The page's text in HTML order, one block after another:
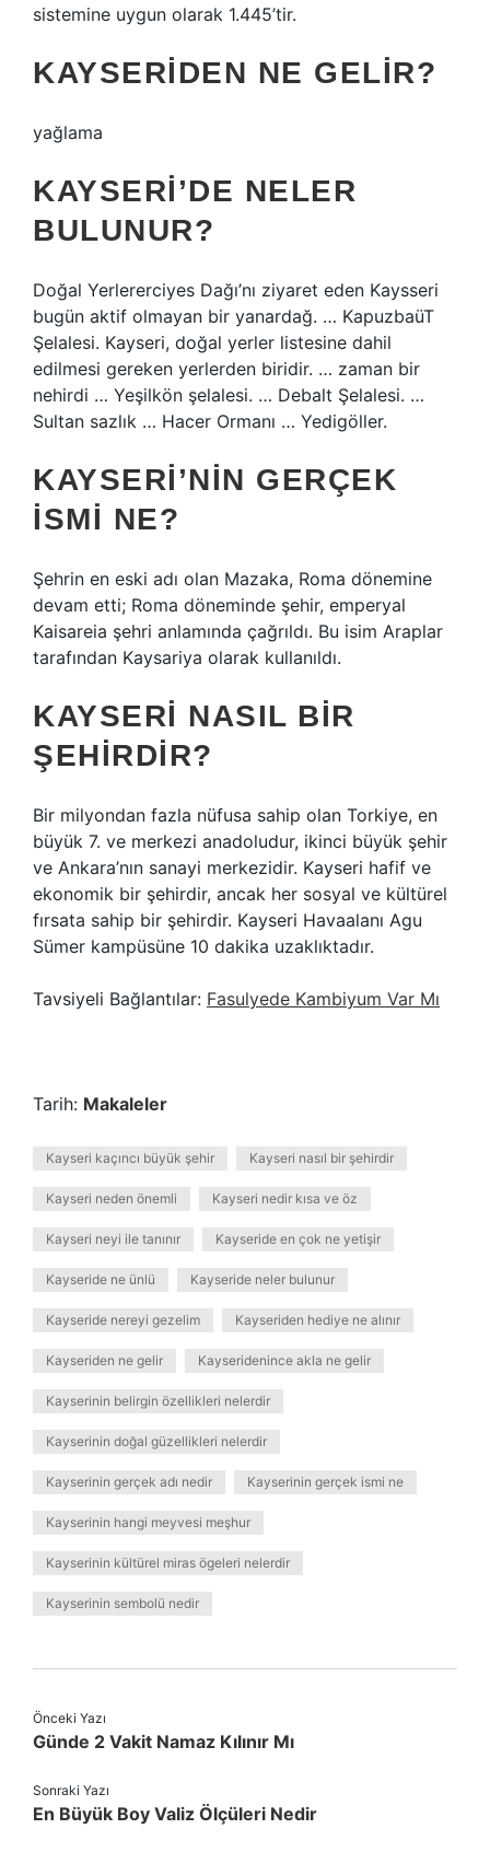
sistemine uygun olarak 1.445’tir.
KAYSERIDEN NE GELIR?
yağlama
KAYSERI’DE NELER
BULUNUR?
Doğal Yerlererciyes Dağı’nı ziyaret eden Kaysseri
bugün aktif olmayan bir yanardağ. … KapuzbaüT
Şelalesi. Kayseri, doğal yerler listesine dahil
edilmesi gereken yerlerden biridir. … zaman bir
nehirdi … Yeşilkön şelalesi. … Debalt Şelalesi. …
Sultan sazlık … Hacer Ormanı … Yedigöller.
KAYSERI’NIN GERÇEK
ISMI NE?
Şehrin en eski adı olan Mazaka, Roma dönemine
devam etti; Roma döneminde şehir, emperyal
Kaisareia şehri anlamında çağrıldı. Bu isim Araplar
tarafından Kaysariya olarak kullanıldı.
KAYSERI NASIL BIR
ŞEHIRDIR?
Bir milyondan fazla nüfusa sahip olan Torkiye, en
büyük 7. ve merkezi anadoludur, ikinci büyük şehir
ve Ankara’nın sanayi merkezidir. Kayseri hafif ve
ekonomik bir şehirdir, ancak her sosyal ve kültürel
fırsata sahip bir şehirdir. Kayseri Havaalanı Agu
Sümer kampüsüne 10 dakika uzaklıktadır.
Tavsiyeli Bağlantılar: Fasulyede Kambiyum Var Mı
Tarih: Makaleler
Kayseri kaçıncı büyük şehir Kayseri nasıl bir şehirdir
Kayseri neden önemli Kayseri nedir kısa ve öz
Kayseri neyi ile tanınır Kayseride en çok ne yetişir
Kayseride ne ünlü Kayseride neler bulunur
Kayseride nereyi gezelim Kayseriden hediye ne alınır
Kayseriden ne gelir Kayseridenince akla ne gelir
Kayserinin belirgin özellikleri nelerdir
Kayserinin doğal güzellikleri nelerdir
Kayserinin gerçek adı nedir Kayserinin gerçek ismi ne
Kayserinin hangi meyvesi meşhur
Kayserinin kültürel miras ögeleri nelerdir
Kayserinin sembolü nedir
Önceki Yazı
Günde 2 Vakit Namaz Kılınır Mı
Sonraki Yazı
En Büyük Boy Valiz Ölçüleri Nedir